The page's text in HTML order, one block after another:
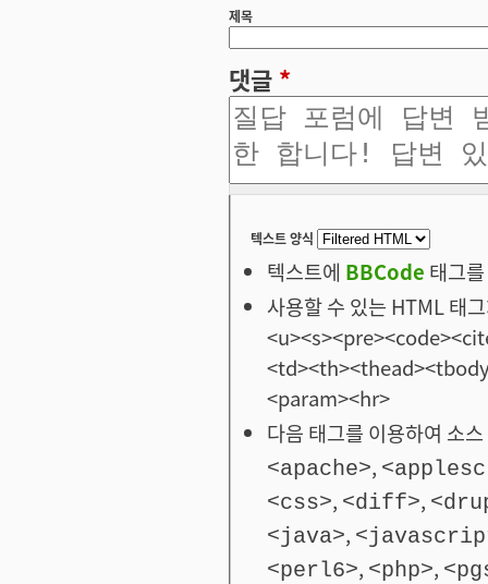
제목
댓글 *
텍스트 양식
텍스트에 BBCode 태그
사용할 수 있는 HTML
<param><hr>
다음 태그를 이용하여 소
<apache>,
<css>, <diff>,
<java>,
<perl6>, <php>,